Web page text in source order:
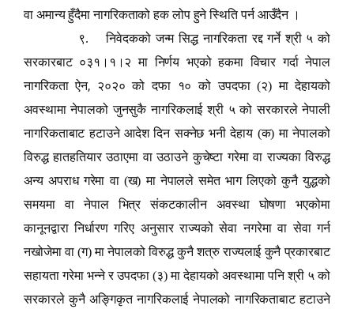
वा अमान्य हुँदैमा नागरिकताको हक लोप हुने स्थिति पर्न आउँदैन ।
९. निवेदकको जन्म सिद्ध नागरिकता रद्द गर्ने श्री ५ को
सरकारबाट ०३१।१।२ मा निर्णय भएको हकमा विचार गर्दा नेपाल
नागरिकता ऐन, २०२० को दफा १० को उपदफा (२) मा देहायको
अवस्थामा नेपालको जुनसुकै नागरिकलाई श्री ५ को सरकारले नेपाली
नागरिकताबाट हटाउने आदेश दिन सक्नेछ भनी देहाय (क) मा नेपालको
विरुद्ध हातहतियार उठाएमा वा उठाउने कुचेष्टा गरेमा वा राज्यका विरुद्ध
अन्य अपराध गरेमा वा (ख) मा नेपालले समेत भाग लिएको कुनै युद्धको
समयमा वा नेपाल भित्र संकटकालीन अवस्था घोषणा भएकोमा
कानूनद्वारा निर्धारण गरिए अनुसार राज्यको सेवा नगरेमा वा सेवा गर्न
नखोजेमा वा (ग) मा नेपालको विरुद्ध कुनै शत्रु राज्यलाई कुनै प्रकारबाट
सहायता गरेमा भन्ने र उपदफा (३) मा देहायको अवस्थामा पनि श्री ५ को
सरकारले कुनै अङ्गिकृत नागरिकलाई नेपालको नागरिकताबाट हटाउने